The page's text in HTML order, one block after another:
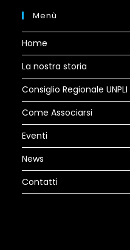
Menù
Home
La nostra storia
Consiglio Regionale
Come Associarsi
Eventi
News
Contatti